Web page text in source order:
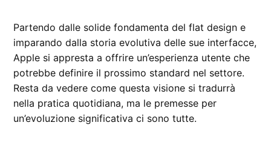
Partendo dalle solide fondamenta del flat design e
imparando dalla storia evolutiva delle sue interfacce,
Apple si appresta a offrire un’esperienza utente che
potrebbe definire il prossimo standard nel settore.
Resta da vedere come questa visione si tradurrà
nella pratica quotidiana, ma le premesse per
un’evoluzione significativa ci sono tutte.